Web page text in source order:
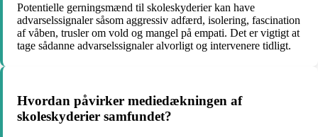
Potentielle gerningsmænd til skoleskyderier kan have
advarselssignaler såsom aggressiv adfærd, isolering, fascination
af våben, trusler om vold og mangel på empati. Det er vigtigt at
tage sådanne advarselssignaler alvorligt og intervenere tidligt.
Hvordan påvirker mediedækningen af
skoleskyderier samfundet?